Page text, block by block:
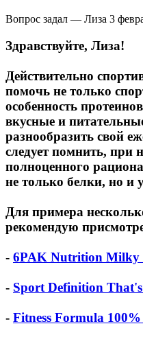
Вопрос задал — Лиза 3
Здравствуйте, Лиза!
Действительно
помочь не только
особенность
вкусные и
разнообразить свой
следует помнить, при
полноценного
не только белки, но и
Для примера
рекомендую
- 6PAK Nutrition Milky
- Sport Definition
- Fitness Formula